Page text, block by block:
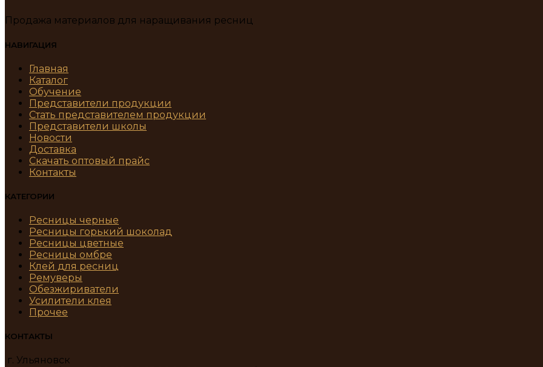
Продажа материалов для наращивания ресниц
НАВИГАЦИЯ
Главная
Каталог
Обучение
Представители продукции
Стать представителем продукции
Представители школы
Новости
Доставка
Скачать оптовый прайс
Контакты
КАТЕГОРИИ
Ресницы черные
Ресницы горький шоколад
Ресницы цветные
Ресницы омбре
Клей для ресниц
Ремуверы
Обезжириватели
Усилители клея
Прочее
КОНТАКТЫ
г. Ульяновск